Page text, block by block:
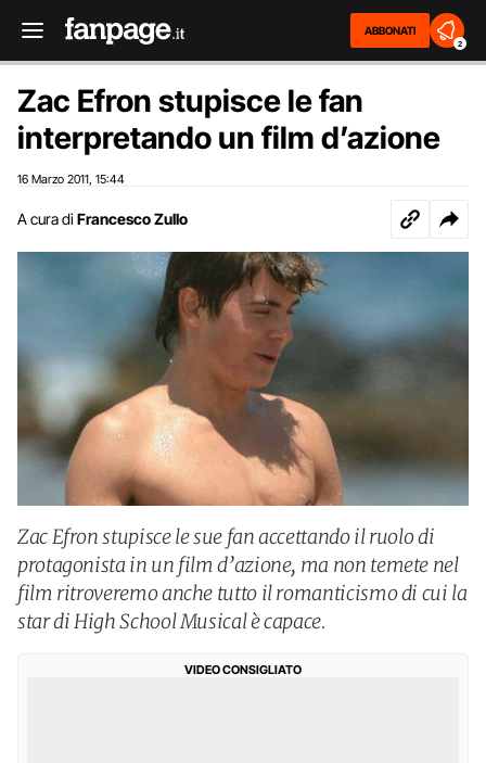
ABBONATI
2
Zac Efron stupisce le fan
interpretando un film d’azione
16 Marzo 2011 15:44
A cura di Francesco Zullo
Zac Efron stupisce le sue fan accettando il ruolo di
protagonista in un film d’azione, ma non temete nel
film ritroveremo anche tutto il romanticismo di cui la
star di High School Musical è capace.
VIDEO CONSIGLIATO